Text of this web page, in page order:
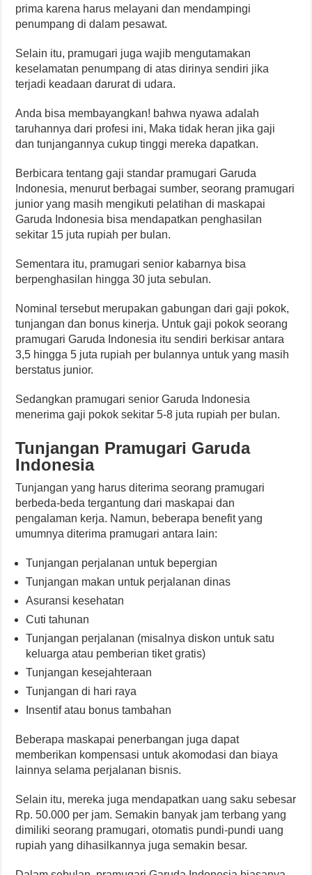
prima karena harus melayani dan mendampingi
penumpang di dalam pesawat.
Selain itu, pramugari juga wajib mengutamakan
keselamatan penumpang di atas dirinya sendiri jika
terjadi keadaan darurat di udara.
Anda bisa membayangkan! bahwa nyawa adalah
taruhannya dari profesi ini, Maka tidak heran jika gaji
dan tunjangannya cukup tinggi mereka dapatkan.
Berbicara tentang gaji standar pramugari Garuda
Indonesia, menurut berbagai sumber, seorang pramugari
junior yang masih mengikuti pelatihan di maskapai
Garuda Indonesia bisa mendapatkan penghasilan
sekitar 15 juta rupiah per bulan.
Sementara itu, pramugari senior kabarnya bisa
berpenghasilan hingga 30 juta sebulan.
Nominal tersebut merupakan gabungan dari gaji pokok,
tunjangan dan bonus kinerja. Untuk gaji pokok seorang
pramugari Garuda Indonesia itu sendiri berkisar antara
3,5 hingga 5 juta rupiah per bulannya untuk yang masih
berstatus junior.
Sedangkan pramugari senior Garuda Indonesia
menerima gaji pokok sekitar 5-8 juta rupiah per bulan.
Tunjangan Pramugari Garuda
Indonesia
Tunjangan yang harus diterima seorang pramugari
berbeda-beda tergantung dari maskapai dan
pengalaman kerja. Namun, beberapa benefit yang
umumnya diterima pramugari antara lain:
Tunjangan perjalanan untuk bepergian
Tunjangan makan untuk perjalanan dinas
Asuransi kesehatan
Cuti tahunan
Tunjangan perjalanan (misalnya diskon untuk satu
keluarga atau pemberian tiket gratis)
Tunjangan kesejahteraan
Tunjangan di hari raya
Insentif atau bonus tambahan
Beberapa maskapai penerbangan juga dapat
memberikan kompensasi untuk akomodasi dan biaya
lainnya selama perjalanan bisnis.
Selain itu, mereka juga mendapatkan uang saku sebesar
Rp. 50.000 per jam. Semakin banyak jam terbang yang
dimiliki seorang pramugari, otomatis pundi-pundi uang
rupiah yang dihasilkannya juga semakin besar.